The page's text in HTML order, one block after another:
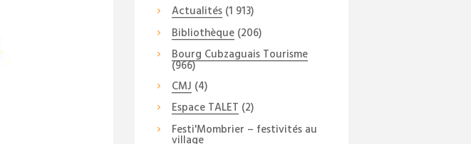
Actualités(1 913)
Bibliothèque(206)
Bourg Cubzaguais Tourisme
(966)
CMJ (4)
Espace TALET (2)
Festi'Mombrier – festivités au
village